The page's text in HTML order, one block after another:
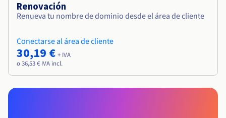
Renovación
Renueva tu nombre de dominio desde el área de cliente
Conectarse al área de cliente
30,19 € + IVA
o 36,53 € IVA incl.